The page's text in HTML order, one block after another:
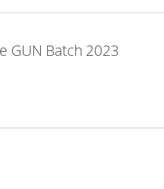
GUN Batch 2023